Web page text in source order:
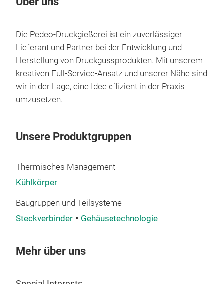
Die Pedeo-Druckgießerei ist ein zuverlässiger
Lieferant und Partner bei der Entwicklung und
Herstellung von Druckgussprodukten. Mit unserem
kreativen Full-Service-Ansatz und unserer Nähe sind
wir in der Lage, eine Idee effizient in der Praxis
umzusetzen.
Unsere Produktgruppen
Thermisches Management
Kühlkörper
Baugruppen und Teilsysteme
Steckverbinder
Gehäusetechnologie
Mehr über uns